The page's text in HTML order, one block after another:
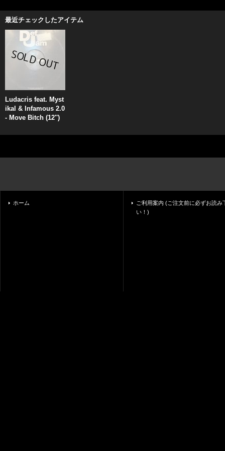
最近チェックしたアイテム
Ludacris feat. Myst
ikal & Infamous 2.0
- Move Bitch (12'')
ホーム
ご利用案内 (ご注文前に必ずお読み
い！)